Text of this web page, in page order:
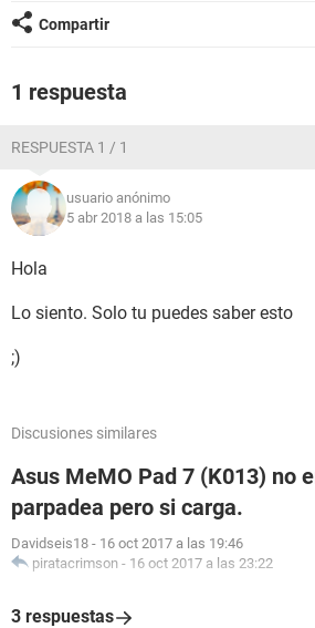
Compartir
1 respuesta
RESPUESTA 1 / 1
usuario anónimo
5 abr 2018 a las 15:05
Hola
Lo siento. Solo tu puedes saber esto
;)
Discusiones similares
Asus MeMO Pad 7 (K013) no
parpadea pero si carga.
Davidseis18 - 16 oct 2017 a las 19:46
piratacrimson - 16 oct 2017 a las 23:22
3 respuestas